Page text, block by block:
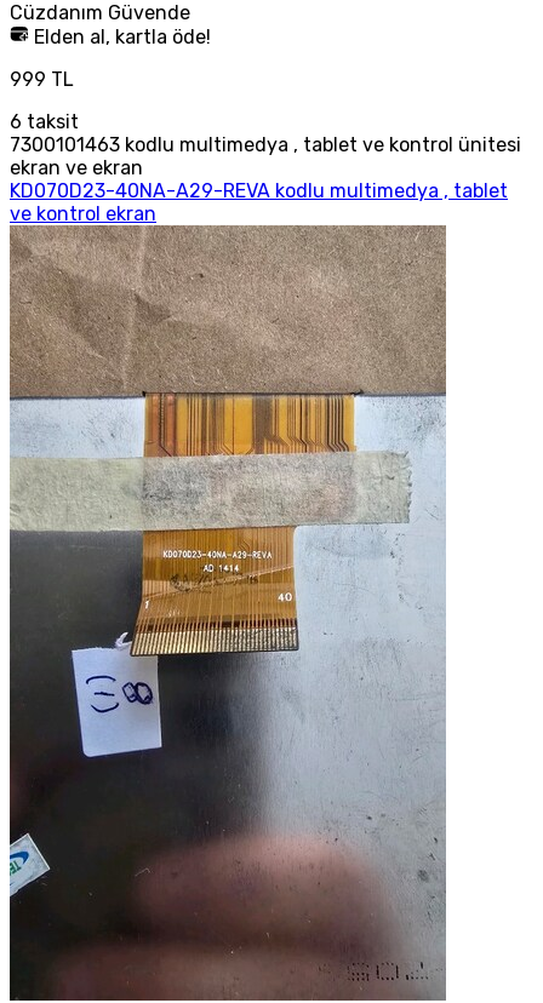
Cüzdanım Güvende
Elden al, kartla öde!
999 TL
6 taksit
7300101463 kodlu multimedya , tablet ve kontrol ünitesi
ekran ve ekran
KD070D23-40NA-A29-REVA kodlu multimedya , tablet
ve kontrol ekran